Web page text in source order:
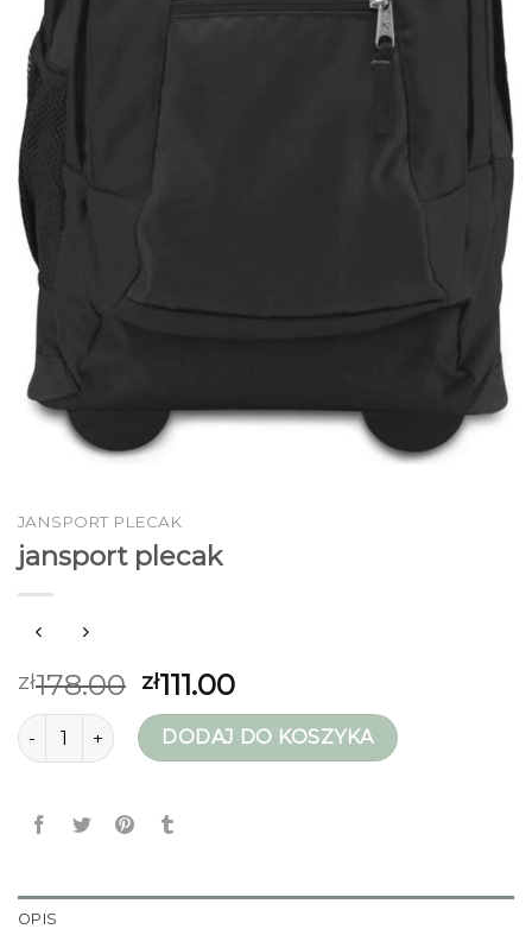
JANSPORT PLECAK
jansport plecak
zł178.00 zł111.00
ilość jansport plecakDODAJ DO KOSZYKA
OPIS